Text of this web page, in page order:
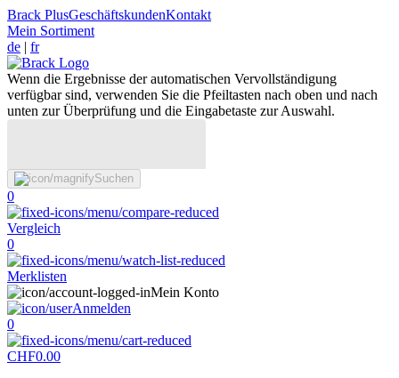
Brack PlusGeschäftskundenKontakt
Mein Sortiment
de | fr
Wenn die Ergebnisse der automatischen Vervollständigung
verfügbar sind, verwenden Sie die Pfeiltasten nach oben und nach
unten zur Überprüfung und die Eingabetaste zur Auswahl.
Suchen
0
Vergleich
0
Merklisten
Mein Konto
Anmelden
0
CHF0.00